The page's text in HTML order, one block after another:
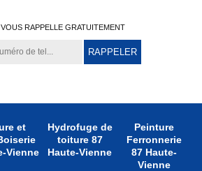
RAPPELLE GRATUITEMENT
et
Vienne
Hydrofuge de
toiture 87
Haute-Vienne
Peinture
Ferronnerie
87 Haute-
Vienne